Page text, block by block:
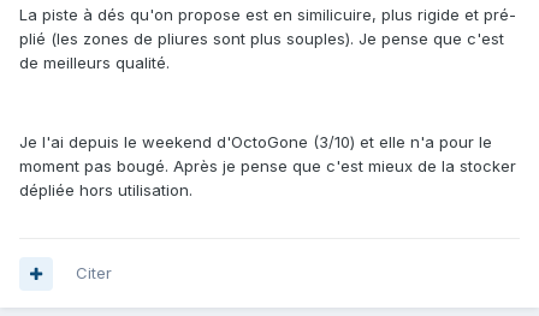
La piste à dés qu'on propose est en similicuire, plus rigide et pré-
plié (les zones de pliures sont plus souples). Je pense que c'est
de meilleurs qualité.
Je l'ai depuis le weekend d'OctoGone (3/10) et elle n'a pour le
moment pas bougé. Après je pense que c'est mieux de la stocker
dépliée hors utilisation.
Citer